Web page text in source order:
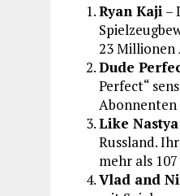
Ryan Kaji –
23 Millionen
Dude
Perfect“
Abonnenten
Like Nastya
Russland.
mehr als
Vlad and